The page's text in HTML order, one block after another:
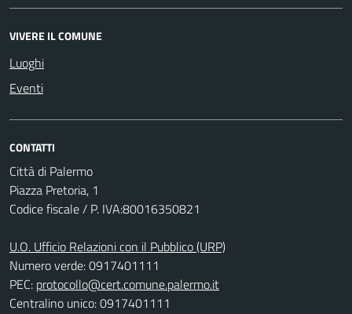
VIVERE IL COMUNE
Luoghi
Eventi
CONTATTI
Città di Palermo
Piazza Pretoria, 1
Codice fiscale / P. IVA:80016350821
U.O. Ufficio Relazioni con il Pubblico (URP)
Numero verde: 0917401111
PEC: protocollo@cert.comune.palermo.it
Centralino unico: 0917401111